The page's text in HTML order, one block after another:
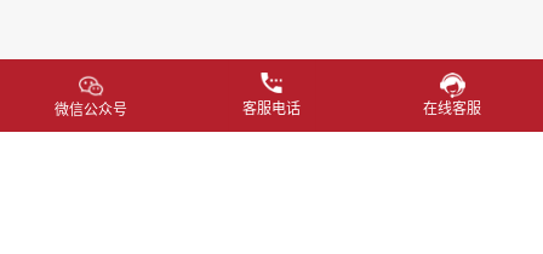
微信公众号 客服电话 在线客服